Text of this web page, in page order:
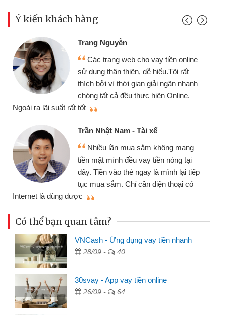
Ý kiến khách hàng
Trang Nguyễn
Các trang web cho vay tiền online
sử dụng thân thiện, dễ hiểu.Tôi rất
thích bởi vì thời gian giải ngân nhanh
chóng tất cả đều thực hiện Online.
Ngoài ra lãi suất rất tốt
Trần Nhật Nam - Tài xế
Nhiều lần mua sắm không mang
tiền mặt mình đều vay tiền nóng tại
đây. Tiền vào thẻ ngay là mình lại tiếp
tục mua sắm. Chỉ cần điện thoại có
Internet là dùng được
Có thể bạn quan tâm?
VNCash - Ứng dụng vay tiền nhanh
28/09 - 40
30svay - App vay tiền online
26/09 - 64